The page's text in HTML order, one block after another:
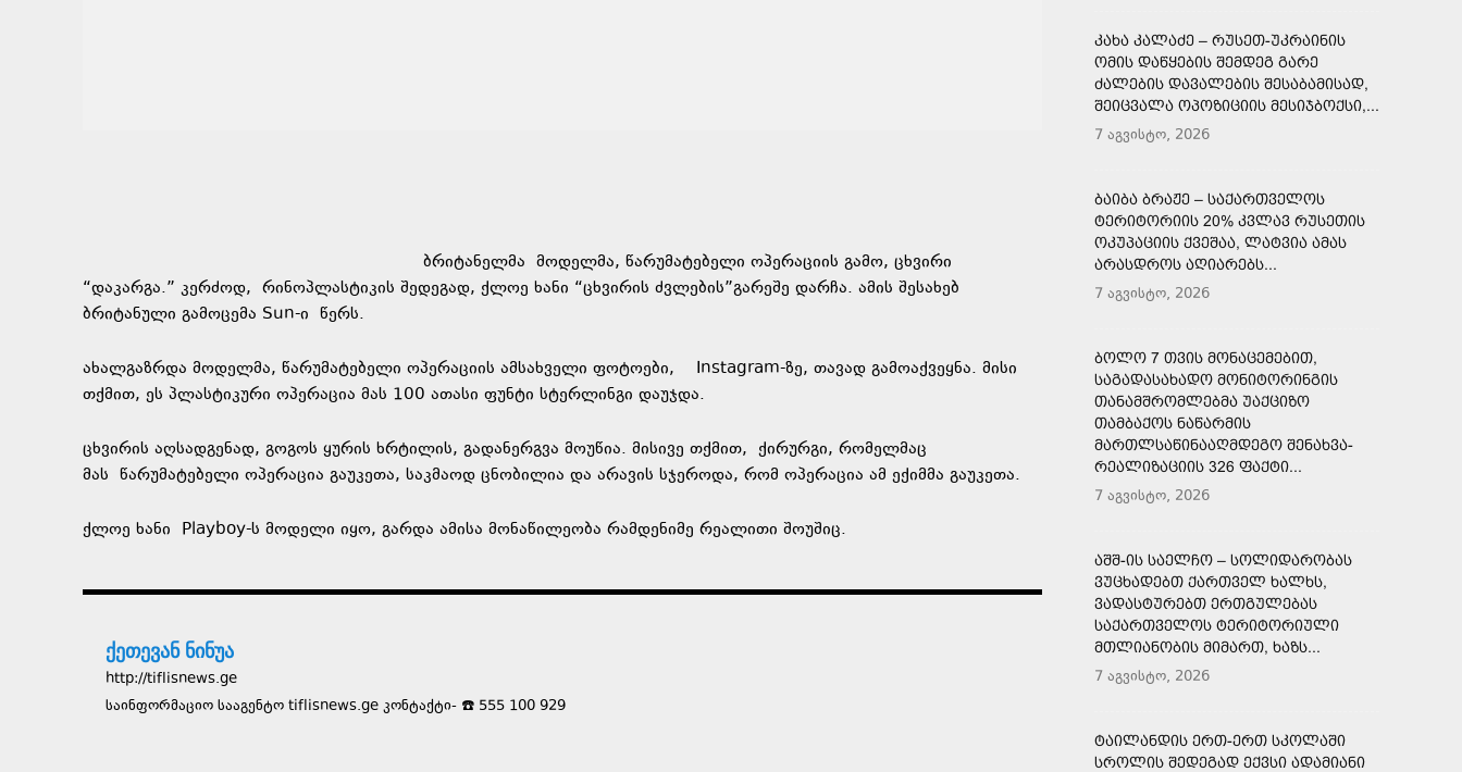
ბრიტანელმა მოდელმა, წარუმატებელი ოპერაციის გამო, ცხვირი
“დაკარგა.” კერძოდ, რინოპლასტიკის შედეგად, ქლოე ხანი “ცხვირის ძვლების”გარეშე დარჩა. ამის შესახებ
ბრიტანული გამოცემა Sun-ი წერს.
ახალგაზრდა მოდელმა, წარუმატებელი ოპერაციის ამსახველი ფოტოები, Instagram-ზე, თავად გამოაქვეყნა. მისი
თქმით, ეს პლასტიკური ოპერაცია მას 100 ათასი ფუნტი სტერლინგი დაუჯდა.
ცხვირის აღსადგენად, გოგოს ყურის ხრტილის, გადანერგვა მოუწია. მისივე თქმით, ქირურგი, რომელმაც
მას წარუმატებელი ოპერაცია გაუკეთა, საკმაოდ ცნობილია და არავის სჯეროდა, რომ ოპერაცია ამ ექიმმა გაუკეთა.
ქლოე ხანი Playboy-ს მოდელი იყო, გარდა ამისა მონაწილეობა რამდენიმე რეალითი შოუშიც.
ქეთევან ნინუა
http://tiflisnews.ge
საინფორმაციო სააგენტო tiflisnews.ge კონტაქტი- ☎️ 555 100 929
ᲙᲐᲮᲐ ᲙᲐᲚᲐᲫᲔ – ᲠᲣᲡᲔᲗ-ᲣᲙᲠᲐᲘᲜᲘᲡ
ᲝᲛᲘᲡ ᲓᲐᲬᲧᲔᲑᲘᲡ ᲨᲔᲛᲓᲔᲒ ᲒᲐᲠᲔ
ᲫᲐᲚᲔᲑᲘᲡ ᲓᲐᲕᲐᲚᲔᲑᲘᲡ ᲨᲔᲡᲐᲑᲐᲛᲘᲡᲐᲓ,
ᲨᲔᲘᲪᲕᲐᲚᲐ ᲝᲞᲝᲖᲘᲪᲘᲘᲡ ᲛᲔᲡᲘᲯᲑᲝᲥᲡᲘ,...
7 აგვისტო, 2026
ᲑᲐᲘᲑᲐ ᲑᲠᲐᲟᲔ – ᲡᲐᲥᲐᲠᲗᲕᲔᲚᲝᲡ
ᲢᲔᲠᲘᲢᲝᲠᲘᲘᲡ 20% ᲙᲕᲚᲐᲕ ᲠᲣᲡᲔᲗᲘᲡ
ᲝᲙᲣᲞᲐᲪᲘᲘᲡ ᲥᲕᲔᲨᲐᲐ, ᲚᲐᲢᲕᲘᲐ ᲐᲛᲐᲡ
ᲐᲠᲐᲡᲓᲠᲝᲡ ᲐᲦᲘᲐᲠᲔᲑᲡ...
7 აგვისტო, 2026
ᲑᲝᲚᲝ 7 ᲗᲕᲘᲡ ᲛᲝᲜᲐᲪᲔᲛᲔᲑᲘᲗ,
ᲡᲐᲒᲐᲓᲐᲡᲐᲮᲐᲓᲝ ᲛᲝᲜᲘᲢᲝᲠᲘᲜᲒᲘᲡ
ᲗᲐᲜᲐᲛᲨᲠᲝᲛᲚᲔᲑᲛᲐ ᲣᲐᲥᲪᲘᲖᲝ
ᲗᲐᲛᲑᲐᲥᲝᲡ ᲜᲐᲬᲐᲠᲛᲘᲡ
ᲛᲐᲠᲗᲚᲡᲐᲬᲘᲜᲐᲐᲦᲛᲓᲔᲒᲝ ᲨᲔᲜᲐᲮᲕᲐ-
ᲠᲔᲐᲚᲘᲖᲐᲪᲘᲘᲡ 326 ᲤᲐᲥᲢᲘ...
7 აგვისტო, 2026
ᲐᲨᲨ-ᲘᲡ ᲡᲐᲔᲚᲩᲝ – ᲡᲝᲚᲘᲓᲐᲠᲝᲑᲐᲡ
ᲕᲣᲪᲮᲐᲓᲔᲑᲗ ᲥᲐᲠᲗᲕᲔᲚ ᲮᲐᲚᲮᲡ,
ᲕᲐᲓᲐᲡᲢᲣᲠᲔᲑᲗ ᲔᲠᲗᲒᲣᲚᲔᲑᲐᲡ
ᲡᲐᲥᲐᲠᲗᲕᲔᲚᲝᲡ ᲢᲔᲠᲘᲢᲝᲠᲘᲣᲚᲘ
ᲛᲗᲚᲘᲐᲜᲝᲑᲘᲡ ᲛᲘᲛᲐᲠᲗ, ᲮᲐᲖᲡ...
7 აგვისტო, 2026
ᲢᲐᲘᲚᲐᲜᲓᲘᲡ ᲔᲠᲗ-ᲔᲠᲗ ᲡᲙᲝᲚᲐᲨᲘ
ᲡᲠᲝᲚᲘᲡ ᲨᲔᲓᲔᲒᲐᲓ ᲔᲥᲕᲡᲘ ᲐᲓᲐᲛᲘᲐᲜᲘ